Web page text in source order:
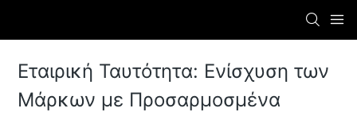
Εταιρική Ταυτότητα: Ενίσχυση των
Μάρκων με Προσαρμοσμένα